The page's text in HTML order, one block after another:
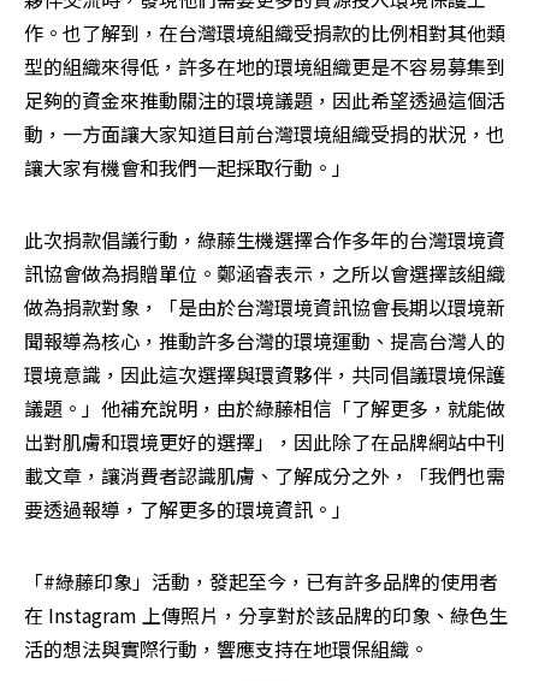
作。也了解到，在台灣環境組織受捐款的比例相對其他類
型的組織來得低，許多在地的環境組織更是不容易募集到
足夠的資金來推動關注的環境議題，因此希望透過這個活
動，一方面讓大家知道目前台灣環境組織受捐的狀況，也
讓大家有機會和我們一起採取行動。」
此次捐款倡議行動，綠藤生機選擇合作多年的台灣環境資
訊協會做為捐贈單位。鄭涵睿表示，之所以會選擇該組織
做為捐款對象，「是由於台灣環境資訊協會長期以環境新
聞報導為核心，推動許多台灣的環境運動、提高台灣人的
環境意識，因此這次選擇與環資夥伴，共同倡議環境保護
議題。」他補充說明，由於綠藤相信「了解更多，就能做
出對肌膚和環境更好的選擇」，因此除了在品牌網站中刊
載文章，讓消費者認識肌膚、了解成分之外，「我們也需
要透過報導，了解更多的環境資訊。」
「#綠藤印象」活動，發起至今，已有許多品牌的使用者
在 Instagram 上傳照片，分享對於該品牌的印象、綠色生
活的想法與實際行動，響應支持在地環保組織。